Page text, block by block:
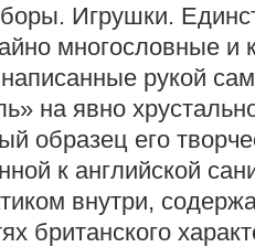
Игрушки.
многословные и
рукой
на явно
образец его
к английской
внутри,
британского